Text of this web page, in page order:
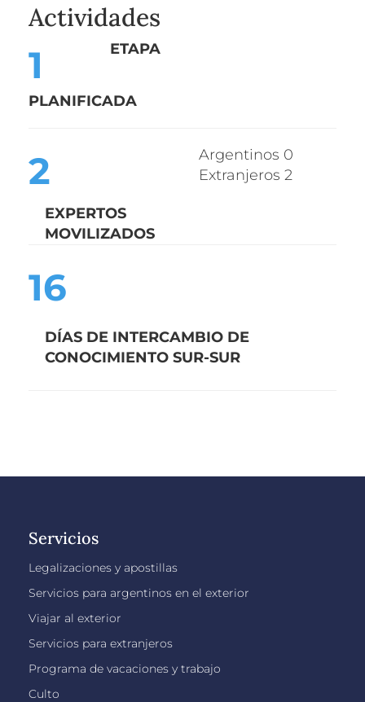
Actividades
1 ETAPA
PLANIFICADA
2
EXPERTOS
MOVILIZADOS
Argentinos 0
Extranjeros 2
16
DÍAS DE INTERCAMBIO DE
CONOCIMIENTO SUR-SUR
Servicios
Legalizaciones y apostillas
Servicios para argentinos en el exterior
Viajar al exterior
Servicios para extranjeros
Programa de vacaciones y trabajo
Culto